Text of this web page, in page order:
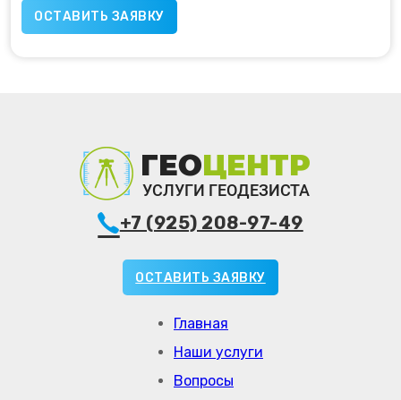
Главная
Наши услуги
Вопросы
+7 (925) 208-97-49
ОСТАВИТЬ ЗАЯВКУ